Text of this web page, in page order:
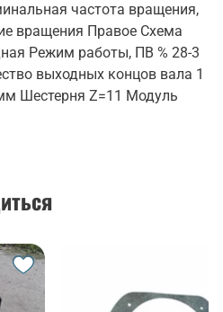
частота вращения,
вращения Правое Схема
Режим работы, ПВ % 28-3
выходных концов вала 1
Шестерня Z=11 Модуль